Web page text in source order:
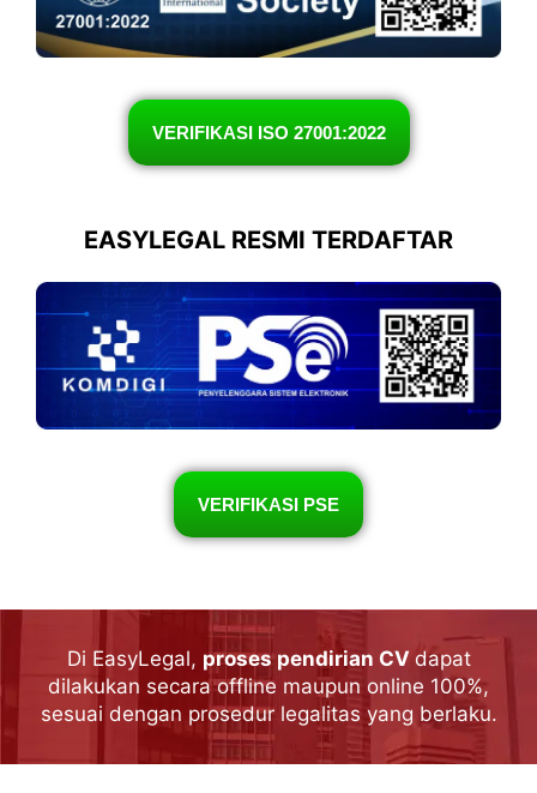
VERIFIKASI ISO 27001:2022
EASYLEGAL RESMI TERDAFTAR
VERIFIKASI PSE
Di EasyLegal, proses pendirian CV dapat
dilakukan secara offline maupun online 100%,
sesuai dengan prosedur legalitas yang berlaku.